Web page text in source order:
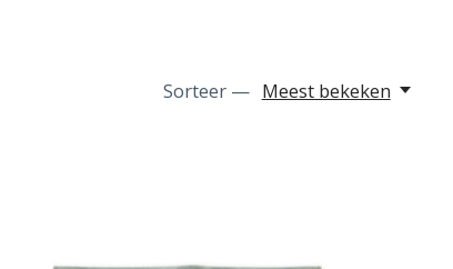
Sorteer — Meest bekeken